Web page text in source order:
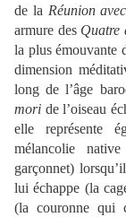
de la Réunion
armure des Quatre
la plus émouvante
dimension
long de l’âge
mori de l’oiseau
elle représente
mélancolie
garçonnet)
lui échappe (la
(la couronne qui